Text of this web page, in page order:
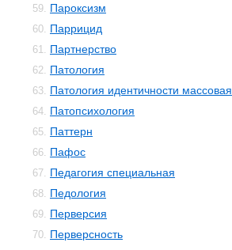
59. Пароксизм
60. Паррицид
61. Партнерство
62. Патология
63. Патология идентичности массовая
64. Патопсихология
65. Паттерн
66. Пафос
67. Педагогия специальная
68. Педология
69. Перверсия
70. Перверсность